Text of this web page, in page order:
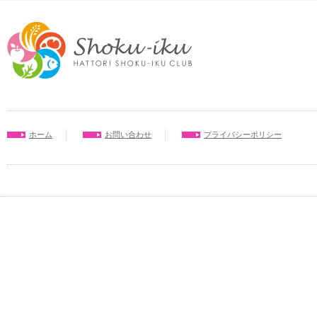
ホーム お問い合わせ プライバシーポリシー